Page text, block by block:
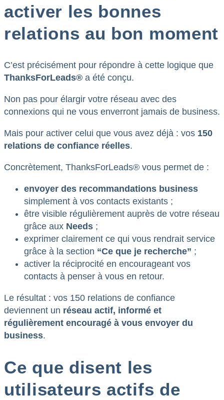
activer les bonnes
relations au bon moment
C’est précisément pour répondre à cette logique que
ThanksForLeads® a été conçu.
Non pas pour élargir votre réseau avec des
connexions qui ne vous enverront jamais de business.
Mais pour activer celui que vous avez déjà : vos 150
relations de confiance réelles.
Concrètement, ThanksForLeads® vous permet de :
envoyer des recommandations business
simplement à vos contacts existants ;
être visible régulièrement auprès de votre réseau
grâce aux Needs ;
exprimer clairement ce qui vous rendrait service
grâce à la section “Ce que je recherche” ;
activer la réciprocité en encourageant vos
contacts à penser à vous en retour.
Le résultat : vos 150 relations de confiance
deviennent un réseau actif, informé et
régulièrement encouragé à vous envoyer du
business.
Ce que disent les
utilisateurs actifs de